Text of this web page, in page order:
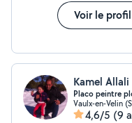
Voir le profil
Kamel Allali
Placo peintre
Vaulx-en-Velin
4,6/5 (9